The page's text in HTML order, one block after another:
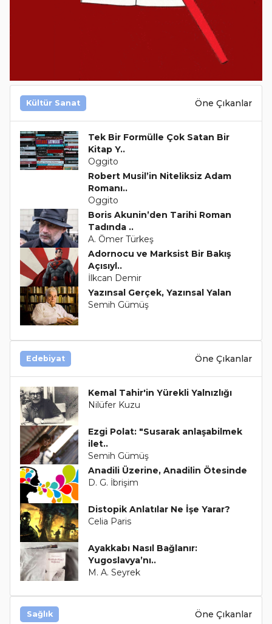
Kültür Sanat Öne Çıkanlar
Tek Bir Formülle Çok Satan Bir
Kitap Y..
Oggito
Robert Musil’in Niteliksiz Adam
Romanı..
Oggito
Boris Akunin’den Tarihi Roman
Tadında ..
A. Ömer Türkeş
Adornocu ve Marksist Bir Bakış
Açısıyl..
İlkcan Demir
Yazınsal Gerçek, Yazınsal Yalan
Semih Gümüş
Edebiyat Öne Çıkanlar
Kemal Tahir'in Yürekli Yalnızlığı
Nilüfer Kuzu
Ezgi Polat: "Susarak anlaşabilmek
ilet..
Semih Gümüş
Anadili Üzerine, Anadilin Ötesinde
D. G. İbrişim
Distopik Anlatılar Ne İşe Yarar?
Celia Paris
Ayakkabı Nasıl Bağlanır:
Yugoslavya’nı..
M. A. Seyrek
Sağlık Öne Çıkanlar